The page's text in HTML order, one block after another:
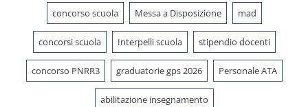
concorso scuola Messa a Disposizione mad
concorsi scuola Interpelli scuola stipendio docenti
concorso PNRR3 graduatorie gps 2026 Personale ATA
abilitazione insegnamento